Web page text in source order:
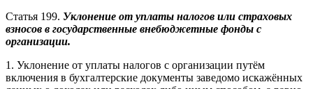
Статья 199. Уклонение от уплаты налогов или страховых
взносов в государственные внебюджетные фонды с
организации.
1. Уклонение от уплаты налогов с организации путём
включения в бухгалтерские документы заведомо искажённых